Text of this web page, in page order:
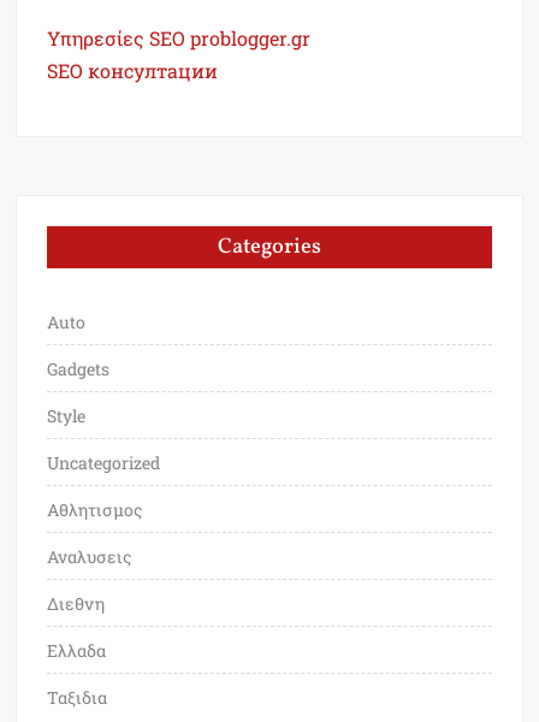
Υπηρεσίες SEO problogger.gr
SEO консултации
Categories
Auto
Gadgets
Style
Uncategorized
Αθλητισμος
Αναλυσεις
Διεθνη
Ελλαδα
Ταξιδια